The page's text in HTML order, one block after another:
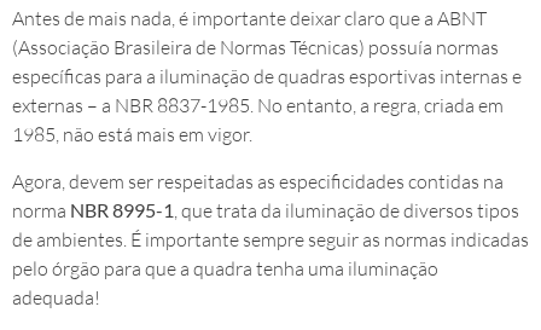
Antes de mais nada, é importante deixar claro que a ABNT
(Associação Brasileira de Normas Técnicas) possuía normas
específicas para a iluminação de quadras esportivas internas e
externas – a NBR 8837-1985. No entanto, a regra, criada em
1985, não está mais em vigor.
Agora, devem ser respeitadas as especificidades contidas na
norma NBR 8995-1 , que trata da iluminação de diversos tipos
de ambientes. É importante sempre seguir as normas indicadas
pelo órgão para que a quadra tenha uma iluminação
adequada!